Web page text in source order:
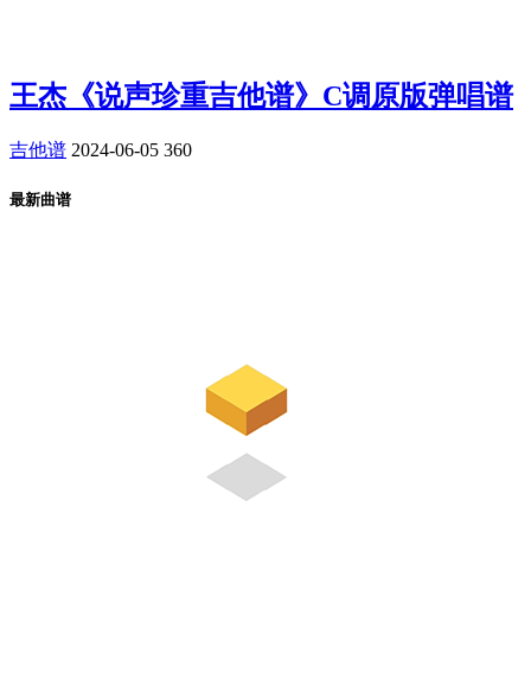
王杰《说声珍重吉他谱》C调原版弹唱谱
吉他谱 2024-06-05 360
最新曲谱